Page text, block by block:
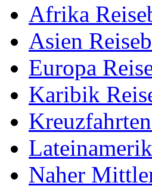
Afrika
Asien
Europa
Karibik
Naher